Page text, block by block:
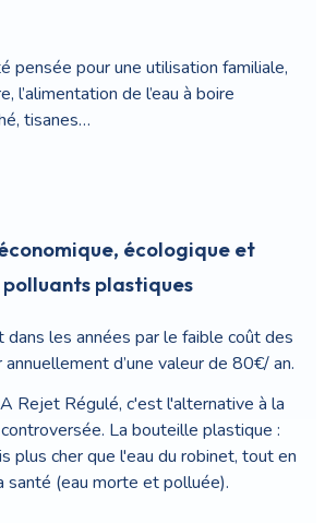
pensée pour une utilisation familiale,
l’alimentation de l’eau à boire
tisanes…
écologique et
plastiques
les années par le faible coût des
d’une valeur de 80€/ an.
Rejet Régulé, c'est l'alternative à la
La bouteille plastique :
plus cher que l'eau du robinet, tout en
santé (eau morte et polluée).